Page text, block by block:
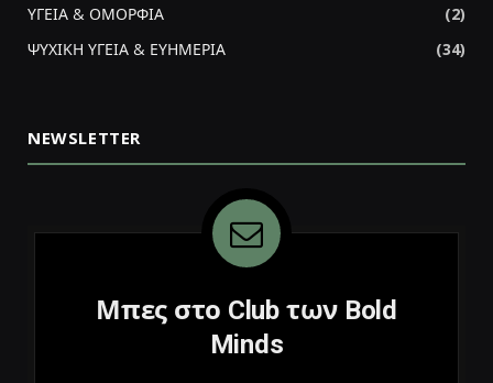
ΥΓΕΙΑ & ΟΜΟΡΦΙΑ
(2)
ΨΥΧΙΚΗ ΥΓΕΙΑ & ΕΥΗΜΕΡΙΑ
(34)
NEWSLETTER
Μπες στο Club των Bold
Minds